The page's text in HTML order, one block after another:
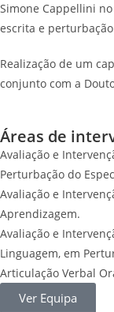
Simone Cappellini
escrita e
Realização de um
conjunto com a
Áreas de
Avaliação e
Perturbação do
Avaliação e
Aprendizagem.
Avaliação e
Linguagem, em
Articulação Verbal
Ver Equipa